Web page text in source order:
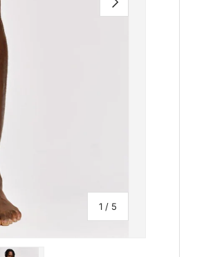
1 / von
5